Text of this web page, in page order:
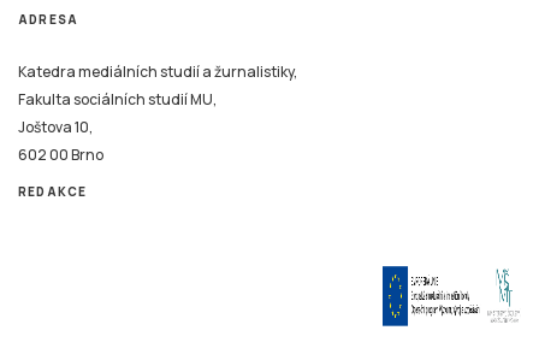
ADRESA
Katedra mediálních studií a žurnalistiky,
Fakulta sociálních studií MU,
Joštova 10,
602 00 Brno
REDAKCE